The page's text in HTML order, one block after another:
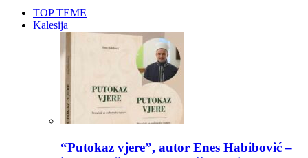
TOP TEME
Kalesija
“Putokaz vjere”, autor Enes Habibović –